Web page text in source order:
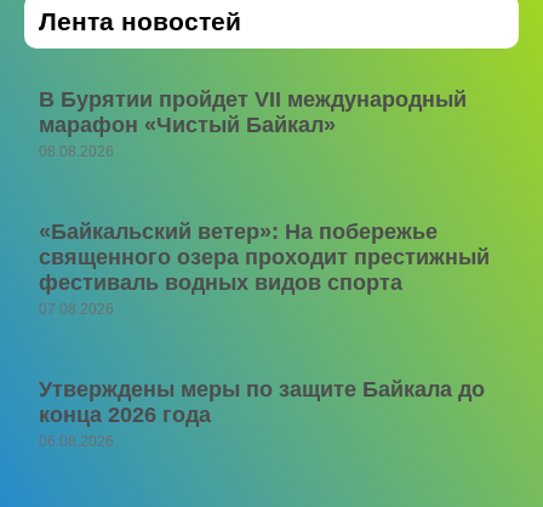
Лента новостей
В Бурятии пройдет VII международный
марафон «Чистый Байкал»
08.08.2026
«Байкальский ветер»: На побережье
священного озера проходит престижный
фестиваль водных видов спорта
07.08.2026
Утверждены меры по защите Байкала до
конца 2026 года
06.08.2026